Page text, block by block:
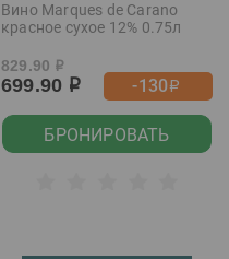
Вино Marques de Carano
красное сухое 12% 0.75л
829.90 р
699.90 р -130р
БРОНИРОВАТЬ